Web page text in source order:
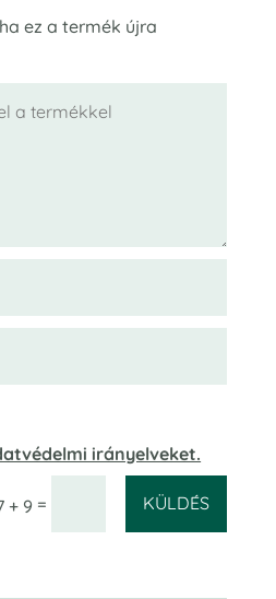
ez a termék újra
irányelveket.
+ 9 = KÜLDÉS